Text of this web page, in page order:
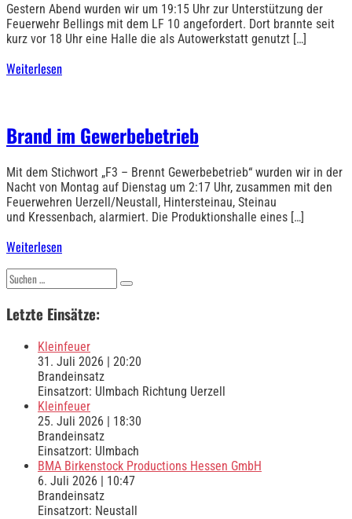
Gestern Abend wurden wir um 19:15 Uhr zur Unterstützung der
Feuerwehr Bellings mit dem LF 10 angefordert. Dort brannte seit
kurz vor 18 Uhr eine Halle die als Autowerkstatt genutzt […]
Weiterlesen
Brand im Gewerbebetrieb
Mit dem Stichwort „F3 – Brennt Gewerbebetrieb“ wurden wir in der
Nacht von Montag auf Dienstag um 2:17 Uhr, zusammen mit den
Feuerwehren Uerzell/Neustall, Hintersteinau, Steinau
und Kressenbach, alarmiert. Die Produktionshalle eines […]
Weiterlesen
Suchen
nach:
Letzte Einsätze:
Kleinfeuer
31. Juli 2026 | 20:20
Brandeinsatz
Einsatzort: Ulmbach Richtung Uerzell
Kleinfeuer
25. Juli 2026 | 18:30
Brandeinsatz
Einsatzort: Ulmbach
BMA Birkenstock Productions Hessen GmbH
6. Juli 2026 | 10:47
Brandeinsatz
Einsatzort: Neustall